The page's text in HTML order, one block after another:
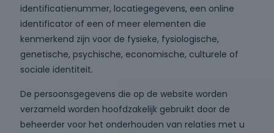
identificatienummer, locatiegegevens, een online
identificator of een of meer elementen die
kenmerkend zijn voor de fysieke, fysiologische,
genetische, psychische, economische, culturele of
sociale identiteit.
De persoonsgegevens die op de website worden
verzameld worden hoofdzakelijk gebruikt door de
beheerder voor het onderhouden van relaties met u